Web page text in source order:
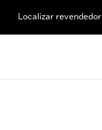
Localizar revendedor